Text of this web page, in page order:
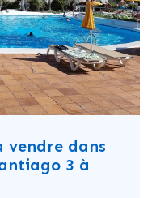
vendre dans
3 à